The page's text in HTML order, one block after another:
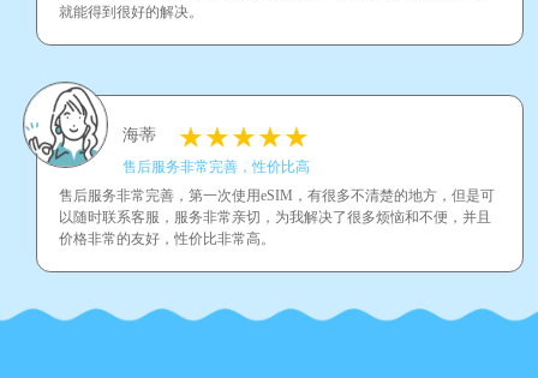
就能得到很好的解决。
海蒂
售后服务非常完善，性价比高
售后服务非常完善，第一次使用eSIM，有很多不清楚的地方，但是可
以随时联系客服，服务非常亲切，为我解决了很多烦恼和不便，并且
价格非常的友好，性价比非常高。